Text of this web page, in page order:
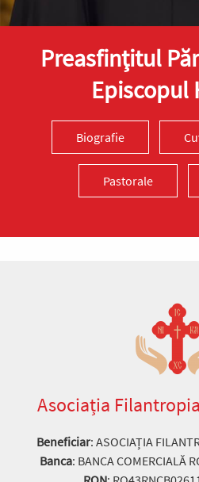
Preasfinţitul
Episcopul
Biografie
Pastorale
Asociația
Beneficiar: ASOCIAȚIA
Banca: BANCA COMERCIALĂ